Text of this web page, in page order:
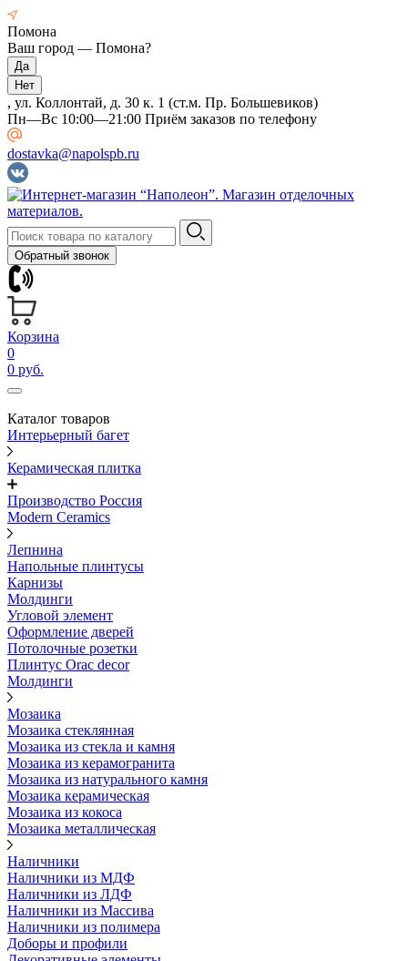
Помона
Ваш город — Помона?
, ул. Коллонтай, д. 30 к. 1 (ст.м. Пр. Большевиков)
Пн—Вс 10:00—21:00 Приём заказов по телефону
dostavka@napolspb.ru
Обратный звонок
Корзина
0
0 руб.
Каталог товаров
Интерьерный багет
Керамическая плитка
Производство Россия
Modern Ceramics
Лепнина
Напольные плинтусы
Карнизы
Молдинги
Угловой элемент
Оформление дверей
Потолочные розетки
Плинтус Orac decor
Молдинги
Мозаика
Мозаика стеклянная
Мозаика из стекла и камня
Мозаика из керамогранита
Мозаика из натурального камня
Мозаика керамическая
Мозаика из кокоса
Мозаика металлическая
Наличники
Наличники из МДФ
Наличники из ЛДФ
Наличники из Массива
Наличники из полимера
Доборы и профили